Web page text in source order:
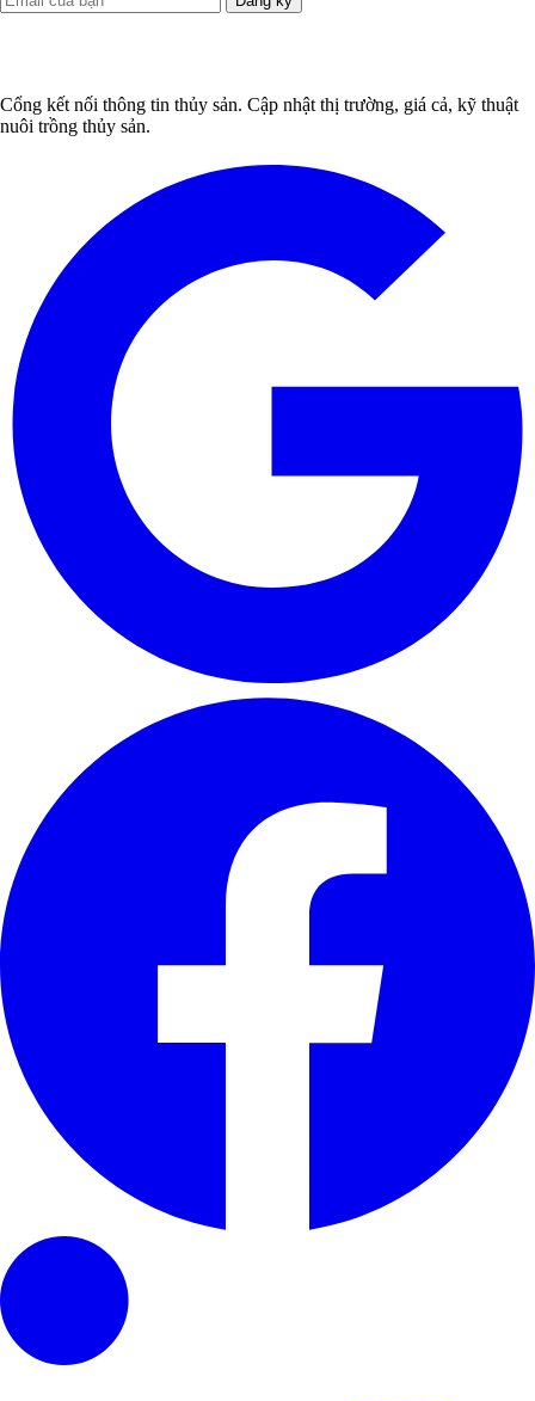
Cổng kết nối thông tin thủy sản. Cập nhật thị trường, giá cả, kỹ thuật
nuôi trồng thủy sản.